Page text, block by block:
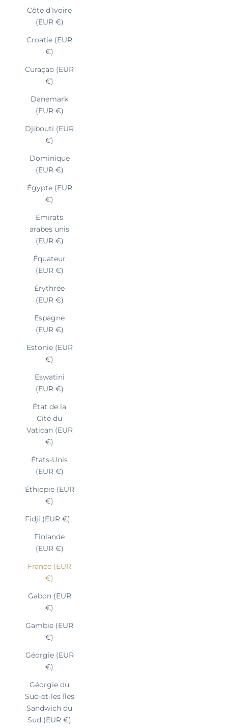
Côte d’Ivoire
(EUR €)
Croatie (EUR
€)
Curaçao (EUR
€)
Danemark
(EUR €)
Djibouti (EUR
€)
Dominique
(EUR €)
Égypte (EUR
€)
Émirats
arabes unis
(EUR €)
Équateur
(EUR €)
Érythrée
(EUR €)
Espagne
(EUR €)
Estonie (EUR
€)
Eswatini
(EUR €)
État de la
Cité du
Vatican (EUR
€)
États-Unis
(EUR €)
Éthiopie (EUR
€)
Fidji (EUR €)
Finlande
(EUR €)
France (EUR
€)
Gabon (EUR
€)
Gambie (EUR
€)
Géorgie (EUR
€)
Géorgie du
Sud-et-les Îles
Sandwich du
Sud (EUR €)